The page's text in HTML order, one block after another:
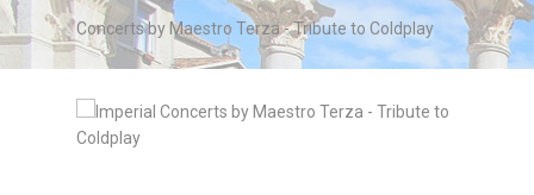
Concerts by Maestro Terza - Tribute to Coldplay